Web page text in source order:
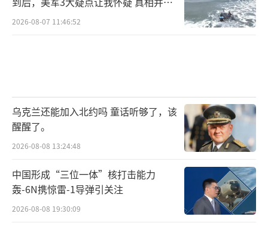
例。中国看似让步，实则以小换大——用资源换
通道，用短期利益换长期布局。未来的中欧班
如此
2026-08-07 11:46:52
乌克兰还能加入北约吗 童话听够了，该
醒醒了。
2026-08-08 13:24:48
中国形成“三位一体”核打击能力
轰-6N携惊雷-1导弹引关注
2026-08-08 19:30:09